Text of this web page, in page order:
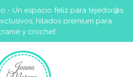
- Un espacio felíz para tejedor@s.
hilados premium para
y crochet .